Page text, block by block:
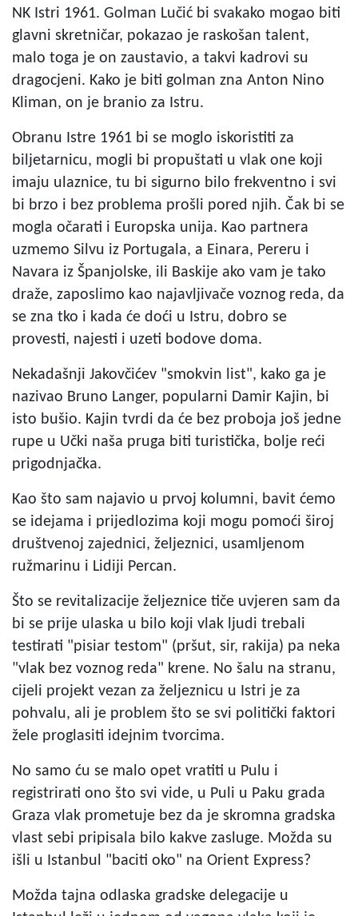
NK Istri 1961. Golman Lučić bi svakako mogao biti
glavni skretničar, pokazao je raskošan talent,
malo toga je on zaustavio, a takvi kadrovi su
dragocjeni. Kako je biti golman zna Anton Nino
Kliman, on je branio za Istru.
Obranu Istre 1961 bi se moglo iskoristiti za
biljetarnicu, mogli bi propuštati u vlak one koji
imaju ulaznice, tu bi sigurno bilo frekventno i svi
bi brzo i bez problema prošli pored njih. Čak bi se
mogla očarati i Europska unija. Kao partnera
uzmemo Silvu iz Portugala, a Einara, Pereru i
Navara iz Španjolske, ili Baskije ako vam je tako
draže, zaposlimo kao najavljivače voznog reda, da
se zna tko i kada će doći u Istru, dobro se
provesti, najesti i uzeti bodove doma.
Nekadašnji Jakovčićev "smokvin list", kako ga je
nazivao Bruno Langer, popularni Damir Kajin, bi
isto bušio. Kajin tvrdi da će bez proboja još jedne
rupe u Učki naša pruga biti turistička, bolje reći
prigodnjačka.
Kao što sam najavio u prvoj kolumni, bavit ćemo
se idejama i prijedlozima koji mogu pomoći široj
društvenoj zajednici, željeznici, usamljenom
ružmarinu i Lidiji Percan.
Što se revitalizacije željeznice tiče uvjeren sam da
bi se prije ulaska u bilo koji vlak ljudi trebali
testirati "pisiar testom" (pršut, sir, rakija) pa neka
"vlak bez voznog reda" krene. No šalu na stranu,
cijeli projekt vezan za željeznicu u Istri je za
pohvalu, ali je problem što se svi politički faktori
žele proglasiti idejnim tvorcima.
No samo ću se malo opet vratiti u Pulu i
registrirati ono što svi vide, u Puli u Paku grada
Graza vlak prometuje bez da je skromna gradska
vlast sebi pripisala bilo kakve zasluge. Možda su
išli u Istanbul "baciti oko" na Orient Express?
Možda tajna odlaska gradske delegacije u